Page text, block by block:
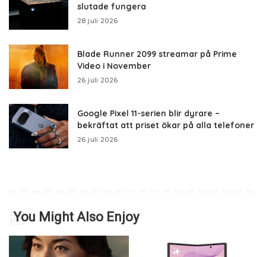
slutade fungera
28 juli 2026
Blade Runner 2099 streamar på Prime
Video i November
26 juli 2026
Google Pixel 11-serien blir dyrare –
bekräftat att priset ökar på alla telefoner
26 juli 2026
You Might Also Enjoy